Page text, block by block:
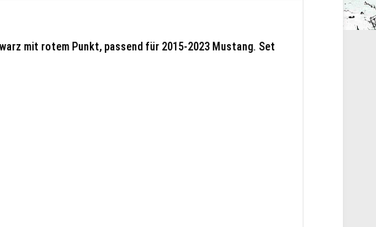
mit rotem Punkt, passend für 2015-2023 Mustang. Set